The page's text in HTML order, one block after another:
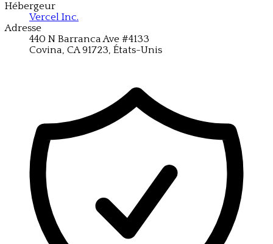
Hébergeur
Vercel Inc.
Adresse
440 N Barranca Ave #4133
Covina, CA 91723, États-Unis